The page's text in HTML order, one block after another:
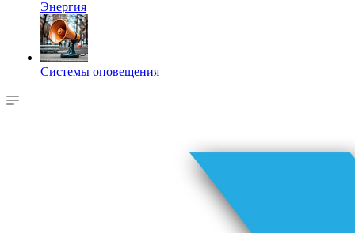
Энергия
Системы оповещения